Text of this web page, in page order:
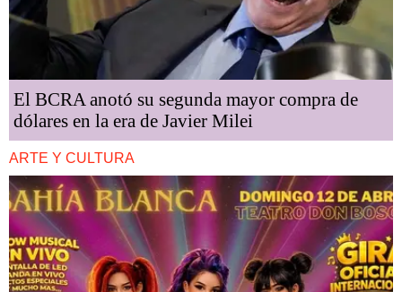
El BCRA anotó su segunda mayor compra de
dólares en la era de Javier Milei
ARTE Y CULTURA